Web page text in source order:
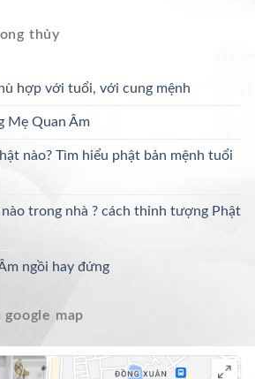
thủy
hợp với tuổi, với cung mệnh
Mẹ Quan Âm
nào? Tìm hiểu phật bản mệnh tuổi
trong nhà ? cách thỉnh tượng Phật
ngồi hay đứng
map